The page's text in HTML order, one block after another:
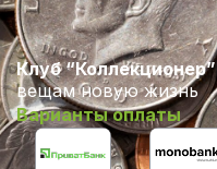
Клуб “Коллекционер”
вещам новую жизнь
Варианты оплаты